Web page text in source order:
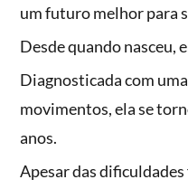
um futuro melhor para
Desde quando nasceu,
Diagnosticada com
movimentos, ela se
anos.
Apesar das